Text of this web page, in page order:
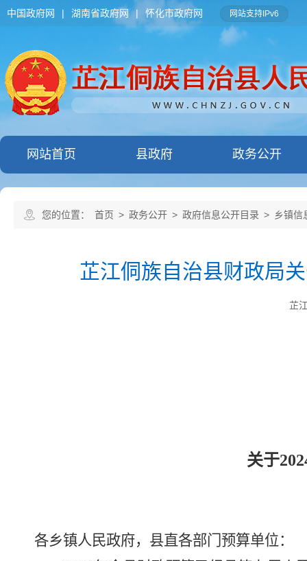
中国政府网 | 湖南省政府网 | 怀化市政府网 网站支持IPv6
网站首页 县政府 政务公开
您的位置： 首页 > 政务公开 > 政府信息公开目录 > 乡镇信
芷江侗族自治县财政局
芷
关于202
各乡镇人民政府， 县直各部门预算单位：